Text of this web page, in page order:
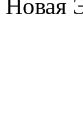
Новая